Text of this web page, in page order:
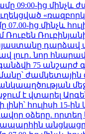
09:00-ից մինչև
07.00-ից մինչև
Ռուբինյանի
դարձավ
լուր․ նոր
75 անշարժ
ժամկետային
է վտարել
հուլիսի 15-ին
օձերը.